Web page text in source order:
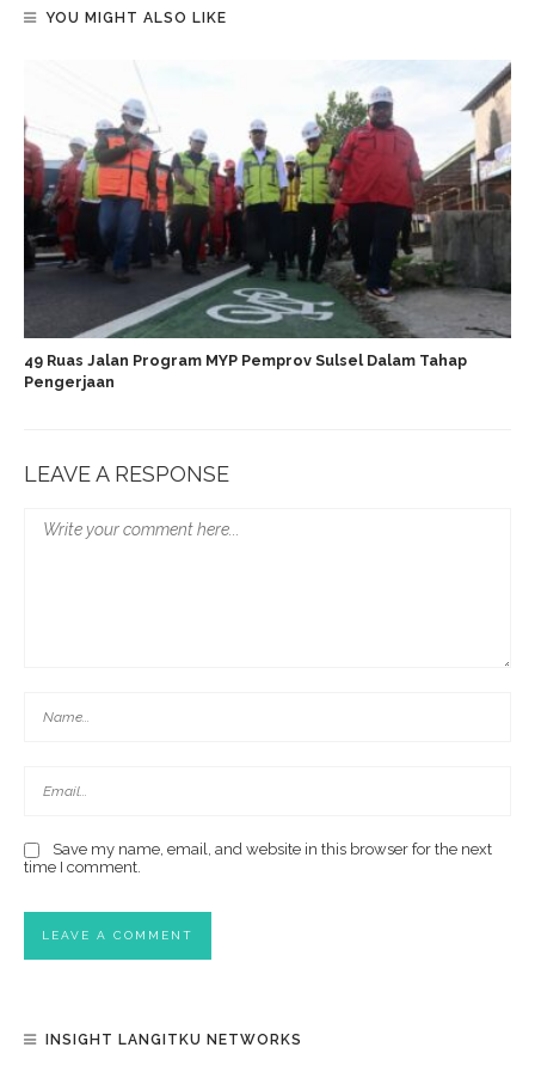
YOU MIGHT ALSO LIKE
49 Ruas Jalan Program MYP Pemprov Sulsel Dalam Tahap
Pengerjaan
LEAVE A RESPONSE
Save my name, email, and website in this browser for the next
time I comment.
INSIGHT LANGITKU NETWORKS